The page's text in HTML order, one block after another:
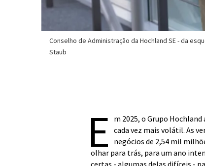
Conselho de Administração da Hochland SE - da
Staub
E
m 2025, o Grupo
cada vez mais volátil. As
negócios de 2,54 mil
olhar para trás, para um ano
certas - algumas delas difíceis -